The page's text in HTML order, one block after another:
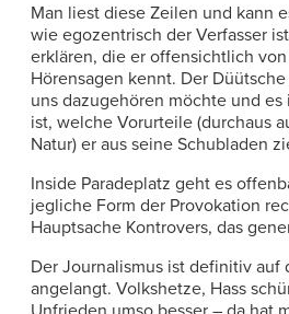
Man liest diese Zeilen und kann
wie egozentrisch der Verfasser
erklären, die er offensichtlich
Hörensagen kennt. Der
uns dazugehören möchte und
ist, welche Vorurteile (durchaus
Natur) er aus seine Schubladen
Inside Paradeplatz geht es
jegliche Form der Provokation
Hauptsache Kontrovers, das
Der Journalismus ist definitiv auf
angelangt. Volkshetze, Hass